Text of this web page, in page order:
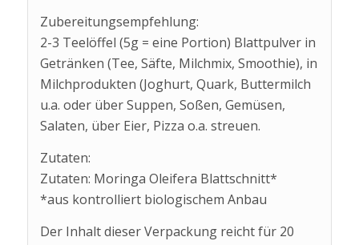
Zubereitungsempfehlung:
2-3 Teelöffel (5g = eine Portion) Blattpulver in
Getränken (Tee, Säfte, Milchmix, Smoothie), in
Milchprodukten (Joghurt, Quark, Buttermilch
u.a. oder über Suppen, Soßen, Gemüsen,
Salaten, über Eier, Pizza o.a. streuen.
Zutaten:
Zutaten: Moringa Oleifera Blattschnitt*
*aus kontrolliert biologischem Anbau
Der Inhalt dieser Verpackung reicht für 20